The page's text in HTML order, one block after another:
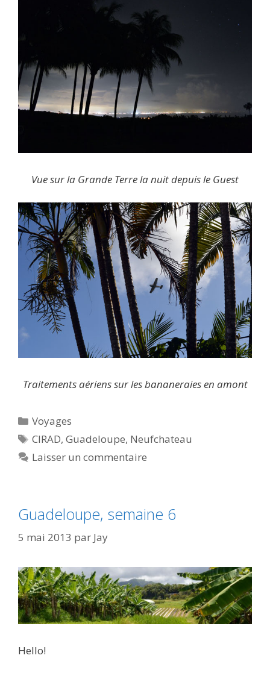
Vue sur la Grande Terre la nuit depuis le Guest
Traitements aériens sur les bananeraies en amont
Catégories
Voyages
Étiquettes
CIRAD,Guadeloupe, Neufchateau
Laisser un commentaire
Guadeloupe, semaine 6
5 mai 2013 par Jay
Hello!